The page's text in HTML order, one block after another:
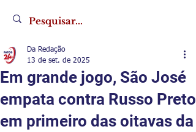
Em grande jogo, São José
empata contra Russo Preto
em primeiro das oitavas da
Da Redação
13 de set. de 2025